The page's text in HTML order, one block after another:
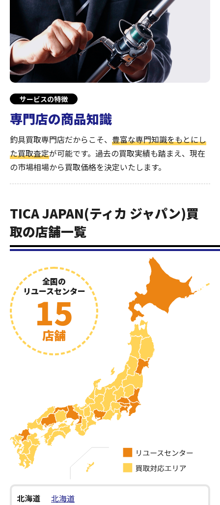
サービスの特徴
専門店の商品知識
釣具買取専門店だからこそ、 豊富な専門知識をもとにし
た買取査定が可能です。過去の買取実績も踏まえ、現在
の市場相場から買取価格を決定いたします。
TICA JAPAN(ティカ ジャパン)買
取の店舗一覧
全国の
リユースセンター
15
店舗
北海道 北海道